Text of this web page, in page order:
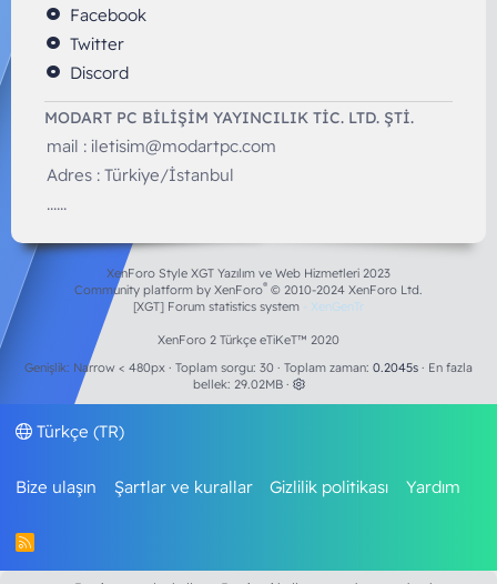
Facebook
Twitter
Discord
MODART PC BILIŞIM YAYINCILIK TİC. LTD. ŞTİ.
mail : iletisim@modartpc.com
Adres : Türkiye/İstanbul
......
XenForo Style XGT Yazılım ve Web Hizmetleri 2023
Community platform by XenForo® © 2010-2024 XenForo Ltd.
[XGT] Forum statistics system
- XenGenTr
XenForo 2 Türkçe eTiKeT™ 2020
Genişlik
Toplam sorgu 30 Toplam zaman 0.2045s
En fazla
bellek 29.02MB
Türkçe (TR)
Bize ulaşın Şartlar ve kurallar Gizlilik politikası Yardım
R